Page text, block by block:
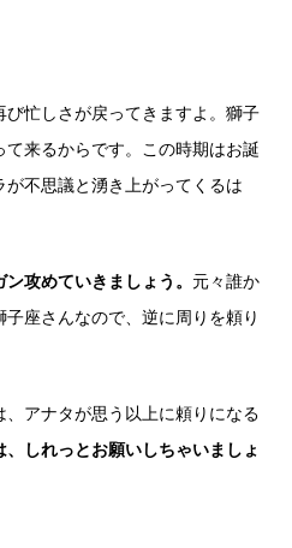
忙しさが戻ってきますよ。獅子
来るからです。この時期はお誕
不思議と湧き上がってくるは
攻めていきましょう。 元々誰か
座さんなので、逆に周りを頼り
アナタが思う以上に頼りになる
、しれっとお願いしちゃいましょ